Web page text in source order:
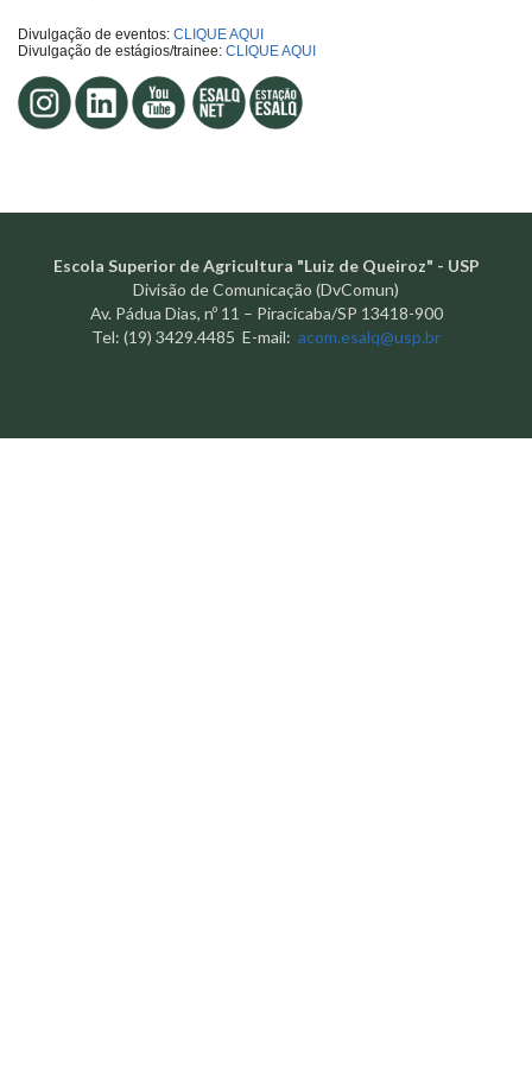
Divulgação de eventos: CLIQUE AQUI
Divulgação de estágios/trainee: CLIQUE AQUI
Escola Superior de Agricultura "Luiz de Queiroz" - USP
Divisão de Comunicação (DvComun)
Av. Pádua Dias, nº 11 – Piracicaba/SP 13418-900
Tel: (19) 3429.4485 E-mail: acom.esalq@usp.br